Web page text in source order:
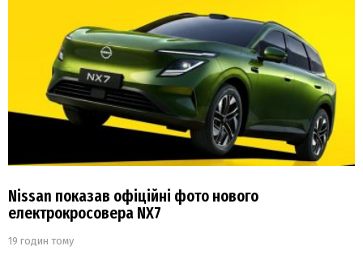
Nissan показав офіційні фото нового
електрокросовера NX7
19 годин тому